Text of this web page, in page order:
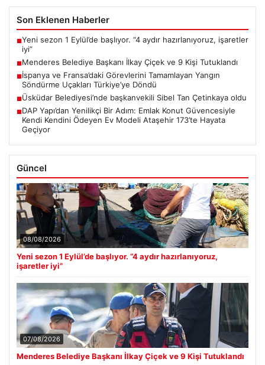
Son Eklenen Haberler
■Yeni sezon 1 Eylül’de başlıyor. “4 aydır hazırlanıyoruz, işaretler
iyi”
■Menderes Belediye Başkanı İlkay Çiçek ve 9 Kişi Tutuklandı
■İspanya ve Fransa’daki Görevlerini Tamamlayan Yangın
Söndürme Uçakları Türkiye’ye Döndü
■Üsküdar Belediyesi’nde başkanvekili Sibel Tan Çetinkaya oldu
■DAP Yapı’dan Yenilikçi Bir Adım: Emlak Konut Güvencesiyle
Kendi Kendini Ödeyen Ev Modeli Ataşehir 173’te Hayata
Geçiyor
Güncel
08/08/2026
Yeni sezon 1 Eylül’de başlıyor. “4 aydır hazırlanıyoruz,
işaretler iyi”
07/08/2026
Menderes Belediye Başkanı İlkay Çiçek ve 9 Kişi Tutuklandı